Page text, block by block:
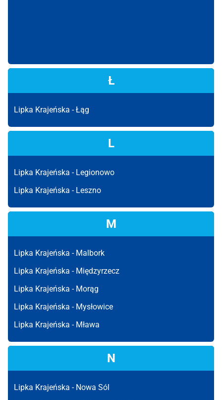
Ł
Lipka Krajeńska -Łąg
L
Lipka Krajeńska - Legionowo
Lipka Krajeńska - Leszno
M
Lipka Krajeńska - Malbork
Lipka Krajeńska - Międzyrzecz
Lipka Krajeńska - Morąg
Lipka Krajeńska - Mysłowice
Lipka Krajeńska - Mława
N
Lipka Krajeńska - Nowa Sól